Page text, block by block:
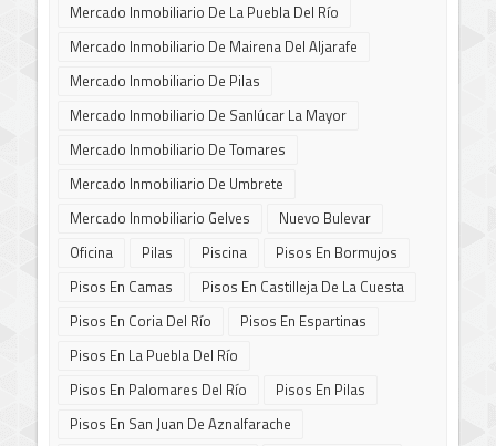
Mercado Inmobiliario De La Puebla Del Río
Mercado Inmobiliario De Mairena Del Aljarafe
Mercado Inmobiliario De Pilas
Mercado Inmobiliario De Sanlúcar La Mayor
Mercado Inmobiliario De Tomares
Mercado Inmobiliario De Umbrete
Mercado Inmobiliario Gelves
Nuevo Bulevar
Oficina
Pilas Piscina
Pisos En Bormujos
Pisos En Camas
Pisos En Castilleja De La Cuesta
Pisos En Coria Del Río
Pisos En Espartinas
Pisos En La Puebla Del Río
Pisos En Palomares Del Río
Pisos En Pilas
Pisos En San Juan De Aznalfarache